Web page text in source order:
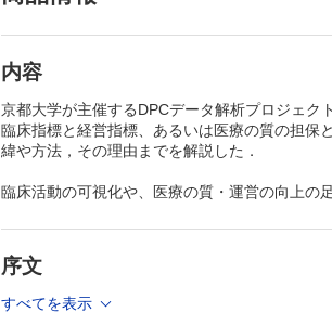
外来診療の評
アウトカム指
ロジスティッ
急性心筋梗塞の
DPCデータを
Administrative
内容
京都大学が主催するDPCデータ解析プロジェク
臨床指標と経営指標、あるいは医療の質の担保
緯や方法，その理由までを解説した．
臨床活動の可視化や、医療の質・運営の向上の
序文
すべてを表示